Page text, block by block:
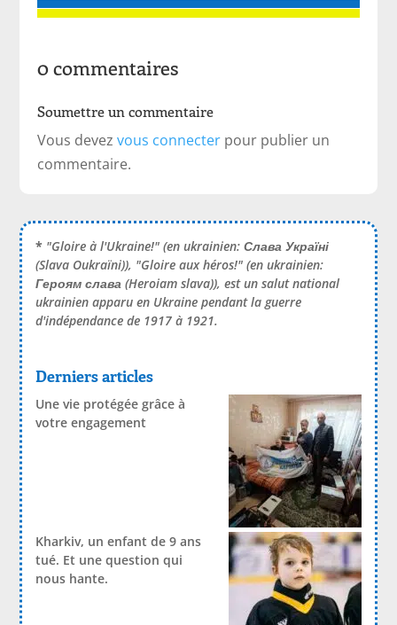
0 commentaires
Soumettre un commentaire
Vous devezvous connecter pour publier un
commentaire.
* "Gloire à l'Ukraine!" (en ukrainien:Слава Україні
(Slava Oukraïni)), "Gloire aux héros!" (en ukrainien:
Героям слава (Heroiam slava)), est un salut national
ukrainien apparu en Ukraine pendant la guerre
d'indépendance de 1917 à 1921.
Derniers articles
Une vie protégée grâce à
votre engagement
Kharkiv, un enfant de 9 ans
tué. Et une question qui
nous hante.